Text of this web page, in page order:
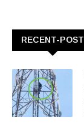
RECENT-POST